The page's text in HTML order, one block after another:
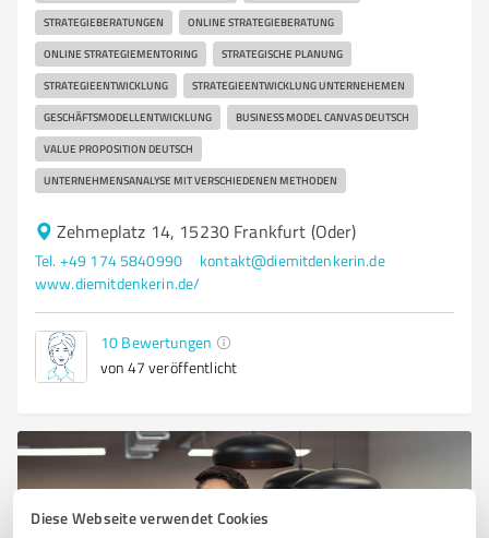
Diese Webseite verwendet Cookies
STRATEGIEBERATUNGEN ONLINE STRATEGIEBERATUNG
ONLINE STRATEGIEMENTORING STRATEGISCHE PLANUNG
STRATEGIEENTWICKLUNG STRATEGIEENTWICKLUNG UNTERNEHEMEN
GESCHÄFTSMODELLENTWICKLUNG BUSINESS MODEL CANVAS DEUTSCH
VALUE PROPOSITION DEUTSCH
UNTERNEHMENSANALYSE MIT VERSCHIEDENEN METHODEN
Zehmeplatz 14, 15230 Frankfurt (Oder)
Tel. +49 174 5840990
kontakt@diemitdenkerin.de
www.diemitdenkerin.de/
10 Bewertungen
von 47 veröffentlicht